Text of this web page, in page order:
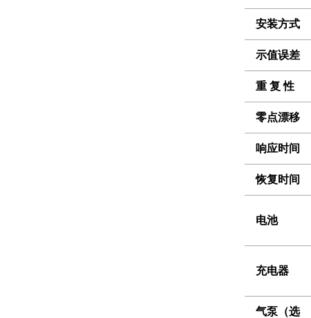
安装方式
示值误差
重 复 性
零点漂移
响应时间
恢复时间
电池
充电器
气泵（选